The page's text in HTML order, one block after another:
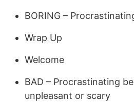
BORING –
Wrap Up
Welcome
BAD – Procrastinating
unpleasant or scary